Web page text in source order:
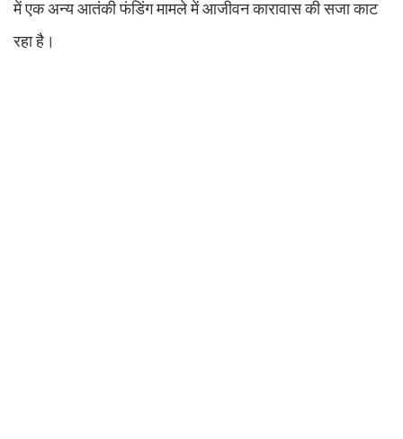
में एक अन्य आतंकी फंडिंग मामले में आजीवन कारावास की सजा काट
रहा है।